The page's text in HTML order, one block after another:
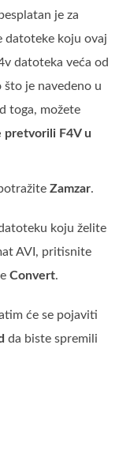
je za
datoteke koju ovaj
datoteka veća od
je navedeno u
toga, možete
pretvorili F4V u
Zamzar.
koju želite
AVI, pritisnite
Convert.
će se pojaviti
da biste spremili